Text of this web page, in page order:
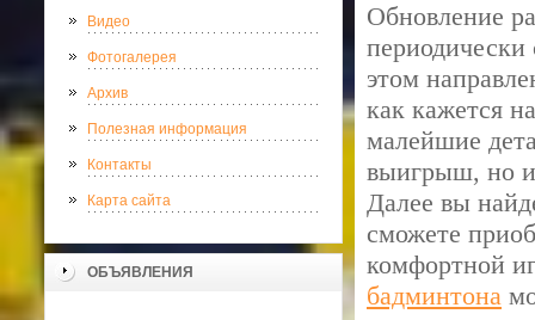
Видео
Фотогалерея
Архив
Полезная информация
Контакты
Карта сайта
ОБЪЯВЛЕНИЯ
Обновление
этом
как кажется
малейшие
выигрыш, но
Далее вы
сможете
комфортной
бадминтона